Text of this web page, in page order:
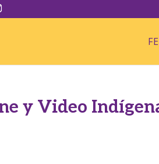
y Video